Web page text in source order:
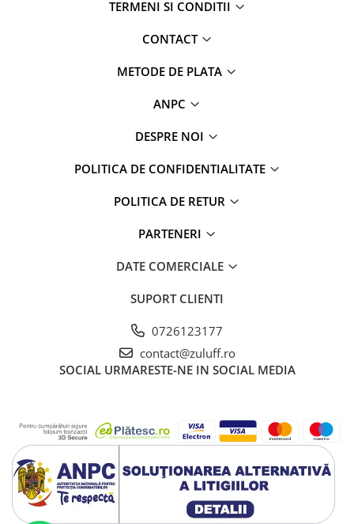
TERMENI SI CONDITII
CONTACT
METODE DE PLATA
ANPC
DESPRE NOI
POLITICA DE CONFIDENTIALITATE
POLITICA DE RETUR
PARTENERI
DATE COMERCIALE
SUPORT CLIENTI
0726123177
contact@zuluff.ro
SOCIAL URMARESTE-NE IN SOCIAL MEDIA